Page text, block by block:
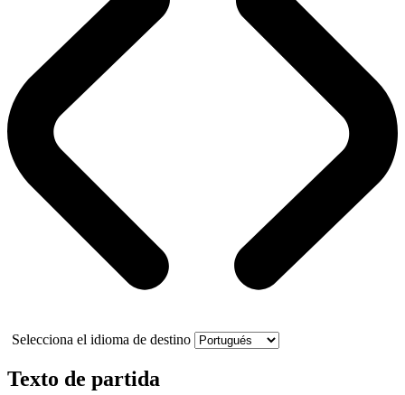
Selecciona el idioma de destino
Texto de partida